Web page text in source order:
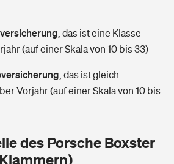
Versicherer finden
das ist eine Klasse
(auf einer Skala von 10 bis 33)
das ist gleich
Vorjahr (auf einer Skala von 10 bis
des Porsche Boxster